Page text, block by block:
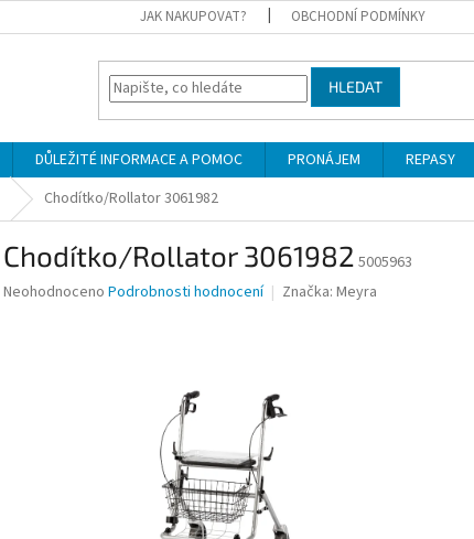
JAK NAKUPOVAT? OBCHODNÍ PODMÍNKY
HLEDAT
DŮLEŽITÉ INFORMACE A POMOC PRONÁJEM REPASY
Chodítko/Rollator 3061982
Chodítko/Rollator 3061982 5005963
Průměrné
Neohodnoceno Podrobnosti hodnocení Značka: Meyra